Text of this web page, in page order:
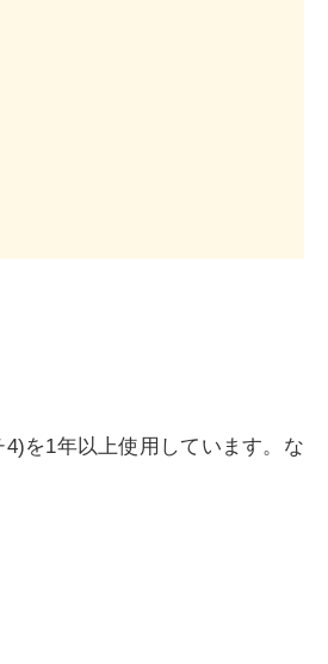
を1年以上使用しています。な